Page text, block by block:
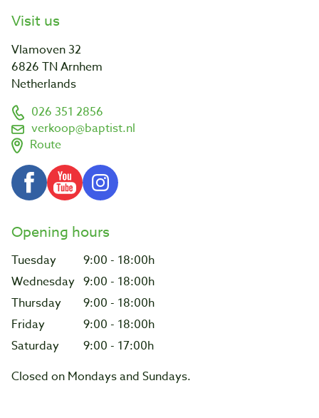
Visit us
Vlamoven 32
6826 TN Arnhem
Netherlands
026 351 2856
verkoop@baptist.nl
Route
Opening hours
Tuesday
9:00 - 18:00h
Wednesday 9:00 - 18:00h
Thursday
9:00 - 18:00h
Friday
9:00 - 18:00h
Saturday
9:00 - 17:00h
Closed on Mondays and Sundays.